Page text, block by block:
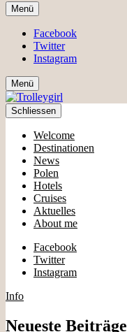
Menü
Facebook
Twitter
Instagram
Menü
Schliessen
Welcome
Destinationen
News
Polen
Hotels
Cruises
Aktuelles
About me
Facebook
Twitter
Instagram
Info
Neueste Beiträge